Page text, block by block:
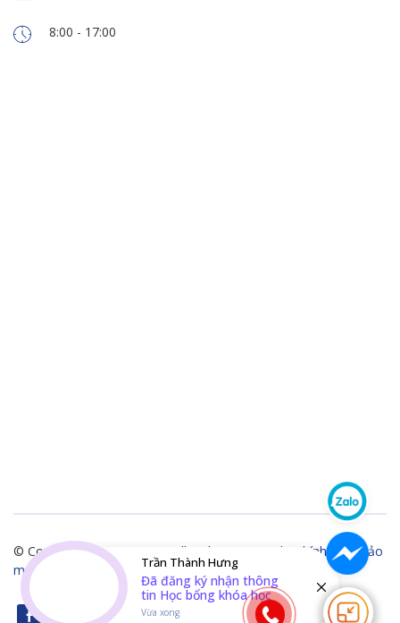
8:00 - 17:00
© Copyright 2021 CEO FSB.All Rights Reserved -
Chính sách bảo
mật thông tin
Trần Thành Hưng
Đã đăng ký nhận thông
tin Học bổng khóa học
Vừa xong